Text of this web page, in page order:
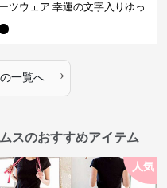
ーツウェア 幸運の文字入りゆっ
一覧へ ›
スのおすすめアイテム
人気